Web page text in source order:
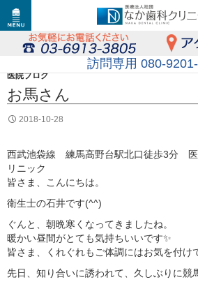
訪問専用 080-
医院ブログ
お馬さん
2018-10-28
西武池袋線 練馬高野台駅北口徒歩3分
リニック
皆さま、こんにちは。
衛生士の石井です(^^)
ぐんと、朝晩寒くなってきましたね。
暖かい昼間がとても気持ちいいです✨
皆さま、くれぐれもご体調にはお気を付け
先日、知り合いに誘われて、久しぶりに競